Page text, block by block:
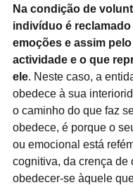
Na condição de
indivíduo é
emoções e assim
actividade e o que
ele. Neste caso, a
obedece à sua
o caminho do que faz
obedece, é porque o
ou emocional está
cognitiva, da crença de
obedecer-se àquele